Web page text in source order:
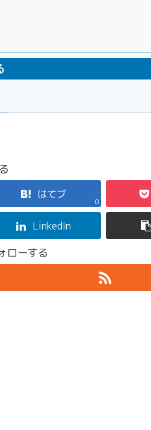
はてブ
0
LinkedIn
ローする